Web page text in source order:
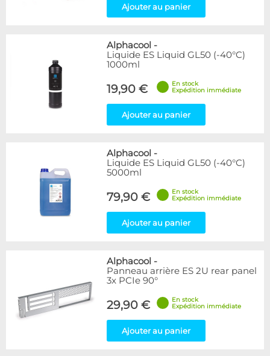
Ajouter au panier
Alphacool -
Liquide ES Liquid GL50 (-40°C)
1000ml
19,90 €
En stock
Expédition immédiate
Ajouter au panier
Alphacool -
Liquide ES Liquid GL50 (-40°C)
5000ml
79,90 €
En stock
Expédition immédiate
Ajouter au panier
Alphacool -
Panneau arrière ES 2U rear panel
3x PCIe 90°
29,90 €
En stock
Expédition immédiate
Ajouter au panier